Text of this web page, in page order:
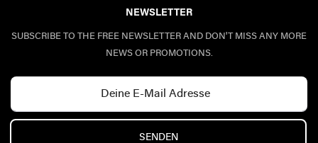
NEWSLETTER
SUBSCRIBE TO THE FREE NEWSLETTER AND DON'T MISS ANY MORE
NEWS OR PROMOTIONS.
SENDEN